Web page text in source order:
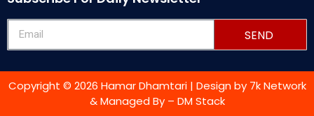
SEND
Copyright © 2026 Hamar Dhamtari | Design by 7k Network
& Managed By – DM Stack